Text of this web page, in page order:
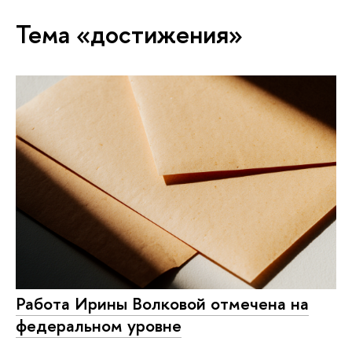
Тема «достижения»
Работа Ирины Волковой отмечена на
федеральном уровне